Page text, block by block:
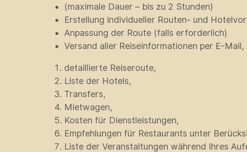
(maximale Dauer – bis zu 2 Stunden)
Erstellung individueller Routen- und
Anpassung der Route (falls erforderlich)
Versand aller Reiseinformationen per E-Mail,
detaillierte Reiseroute,
Liste der Hotels,
Transfers,
Mietwagen,
Kosten für Dienstleistungen,
Empfehlungen für Restaurants unter
Liste der Veranstaltungen während Ihres